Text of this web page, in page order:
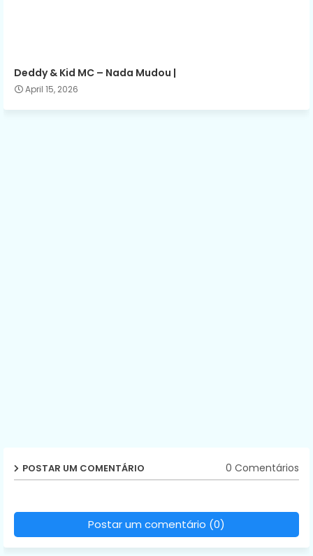
Deddy & Kid MC – Nada Mudou |
April 15, 2026
POSTAR UM COMENTÁRIO 0 Comentários
Postar um comentário (0)